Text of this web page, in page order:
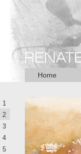
Home
1
2
3
4
5